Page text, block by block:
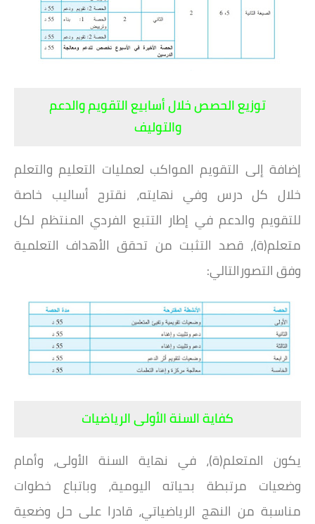
توزيع الحصص خلال أسابيع التقويم والدعم
والتوليف
إضافة إلى التقويم المواكب لعمليات التعليم والتعلم
خلال كل درس وفي نهايته، نقترح أساليب خاصة
للتقويم والدعم في إطار التتبع الفردي المنتظم لكل
متعلم(ة)، قصد التثبت من تحقق الأهداف التعلمية
وفق التصورالتالي:
كفاية السنة الأولى الرياضيات
يكون المتعلم(ة)، في نهاية السنة الأولى، وأمام
وضعيات مرتبطة بحياته اليومية، وباتباع خطوات
مناسبة من النهج الرياضياتي، قادرا على حل وضعية